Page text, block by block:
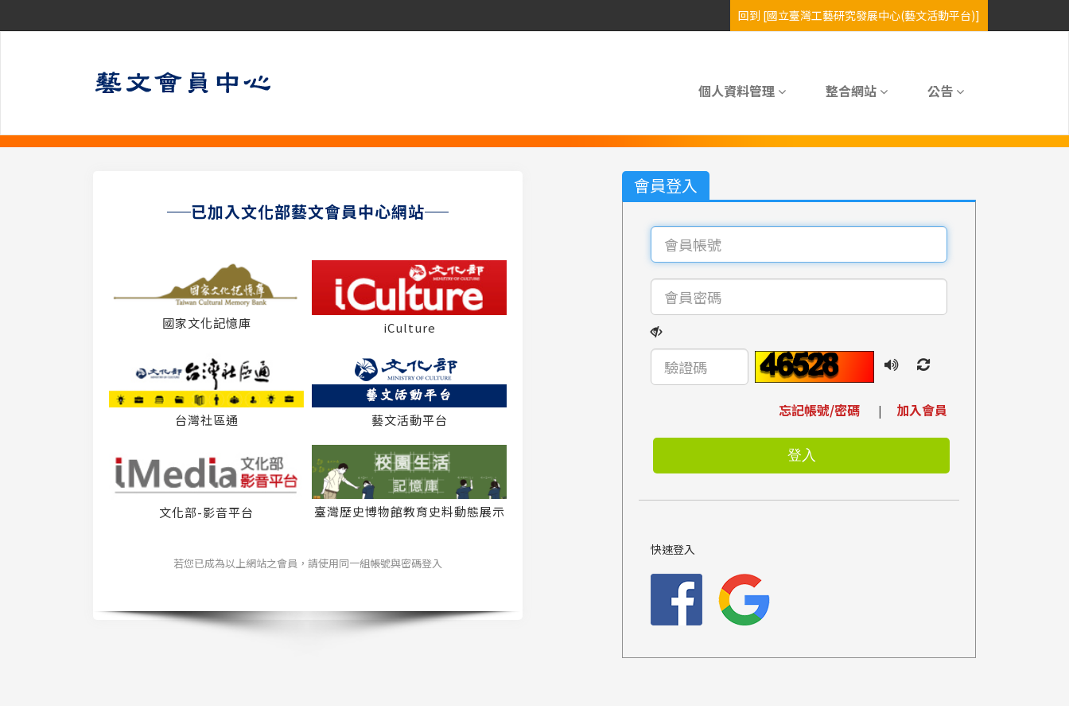
個人資料管理 整合網站 公告
會員登入
忘記帳號/密碼 | 加入會員
快速登入
已加入文化部藝文會員中心網站
國家文化記憶庫 iCulture
台灣社區通 藝文活動平台
文化部-影音平台
臺灣歷史博物館教育史料動態展示
若您已成為以上網站之會員，請使用同一組帳號與密碼登入